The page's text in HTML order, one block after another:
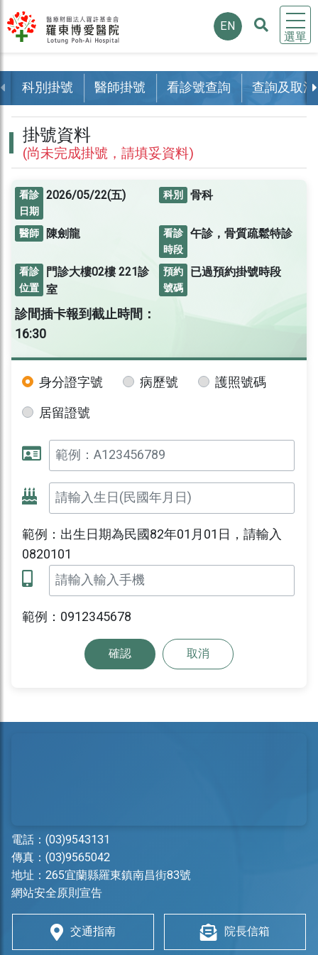
選單
EN
科別掛號 醫師掛號 看診號查詢 查詢及取消
掛號資料
(尚未完成掛號，請填妥資料)
看診
日期
2026/05/22(五) 科別 骨科
醫師 陳劍龍
看診
時段
午診，骨質疏鬆特診
看診
位置
門診大樓02樓221診
室
預約
號碼
已過預約掛號時段
診間插卡報到截止時間：
16:30
身分證字號 病歷號
護照號碼
居留證號
範例：出生日期為民國82年01月01日，請輸入
0820101
範例：0912345678
確認 取消
電話： (03)9543131
傳真：(03)9565042
地址： 265宜蘭縣羅東鎮南昌街83號
網站安全原則宣告
交通指南 院長信箱